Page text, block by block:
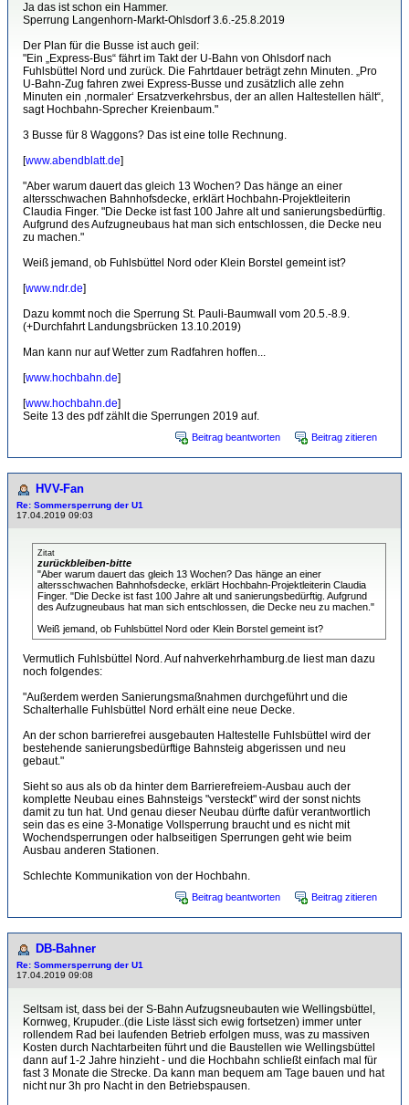
Ja das ist schon ein Hammer.
Sperrung Langenhorn-Markt-Ohlsdorf 3.6.-25.8.2019
Der Plan für die Busse ist auch geil:
"Ein „Express-Bus“ fährt im Takt der U-Bahn von Ohlsdorf nach
Fuhlsbüttel Nord und zurück. Die Fahrtdauer beträgt zehn Minuten. „Pro
U-Bahn-Zug fahren zwei Express-Busse und zusätzlich alle zehn
Minuten ein ,normaler‘ Ersatzverkehrsbus, der an allen Haltestellen hält“,
sagt Hochbahn-Sprecher Kreienbaum."
3 Busse für 8 Waggons? Das ist eine tolle Rechnung.
[www.abendblatt.de]
"Aber warum dauert das gleich 13 Wochen? Das hänge an einer
altersschwachen Bahnhofsdecke, erklärt Hochbahn-Projektleiterin
Claudia Finger. "Die Decke ist fast 100 Jahre alt und sanierungsbedürftig.
Aufgrund des Aufzugneubaus hat man sich entschlossen, die Decke neu
zu machen."
Weiß jemand, ob Fuhlsbüttel Nord oder Klein Borstel gemeint ist?
[www.ndr.de]
Dazu kommt noch die Sperrung St. Pauli-Baumwall vom 20.5.-8.9.
(+Durchfahrt Landungsbrücken 13.10.2019)
Man kann nur auf Wetter zum Radfahren hoffen...
[www.hochbahn.de]
[www.hochbahn.de]
Seite 13 des pdf zählt die Sperrungen 2019 auf.
Beitrag beantworten Beitrag zitieren
HVV-Fan
Re: Sommersperrung der U1
17.04.2019 09:03
Zitat
zurückbleiben-bitte
"Aber warum dauert das gleich 13 Wochen? Das hänge an einer
altersschwachen Bahnhofsdecke, erklärt Hochbahn-Projektleiterin Claudia
Finger. "Die Decke ist fast 100 Jahre alt und sanierungsbedürftig. Aufgrund
des Aufzugneubaus hat man sich entschlossen, die Decke neu zu machen."
Weiß jemand, ob Fuhlsbüttel Nord oder Klein Borstel gemeint ist?
Vermutlich Fuhlsbüttel Nord. Auf nahverkehrhamburg.de liest man dazu
noch folgendes:
"Außerdem werden Sanierungsmaßnahmen durchgeführt und die
Schalterhalle Fuhlsbüttel Nord erhält eine neue Decke.
An der schon barrierefrei ausgebauten Haltestelle Fuhlsbüttel wird der
bestehende sanierungsbedürftige Bahnsteig abgerissen und neu
gebaut."
Sieht so aus als ob da hinter dem Barrierefreiem-Ausbau auch der
komplette Neubau eines Bahnsteigs "versteckt" wird der sonst nichts
damit zu tun hat. Und genau dieser Neubau dürfte dafür verantwortlich
sein das es eine 3-Monatige Vollsperrung braucht und es nicht mit
Wochendsperrungen oder halbseitigen Sperrungen geht wie beim
Ausbau anderen Stationen.
Schlechte Kommunikation von der Hochbahn.
Beitrag beantworten Beitrag zitieren
DB-Bahner
Re: Sommersperrung der U1
17.04.2019 09:08
Seltsam ist, dass bei der S-Bahn Aufzugsneubauten wie Wellingsbüttel,
Kornweg, Krupuder..(die Liste lässt sich ewig fortsetzen) immer unter
rollendem Rad bei laufenden Betrieb erfolgen muss, was zu massiven
Kosten durch Nachtarbeiten führt und die Baustellen wie Wellingsbüttel
dann auf 1-2 Jahre hinzieht - und die Hochbahn schließt einfach mal für
fast 3 Monate die Strecke. Da kann man bequem am Tage bauen und hat
nicht nur 3h pro Nacht in den Betriebspausen.